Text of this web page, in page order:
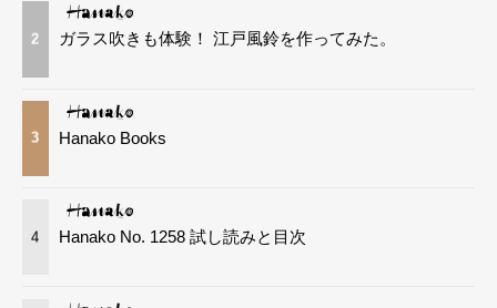
2 ガラス吹きも体験！ 江戸風鈴を作ってみた。
3 Hanako Books
4 Hanako No. 1258 試し読みと目次